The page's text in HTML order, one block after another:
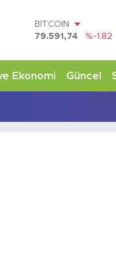
BITCOIN
79.591,74
%-1.82
45,43620
%0.02
EURO
G.ALTIN
Ekonomi Güncel